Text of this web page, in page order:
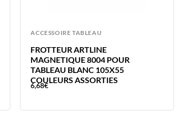
ACCESSOIRE TABLEAU
FROTTEUR ARTLINE
MAGNETIQUE 8004 POUR
TABLEAU BLANC 105X55
COULEURS ASSORTIES
6,68€